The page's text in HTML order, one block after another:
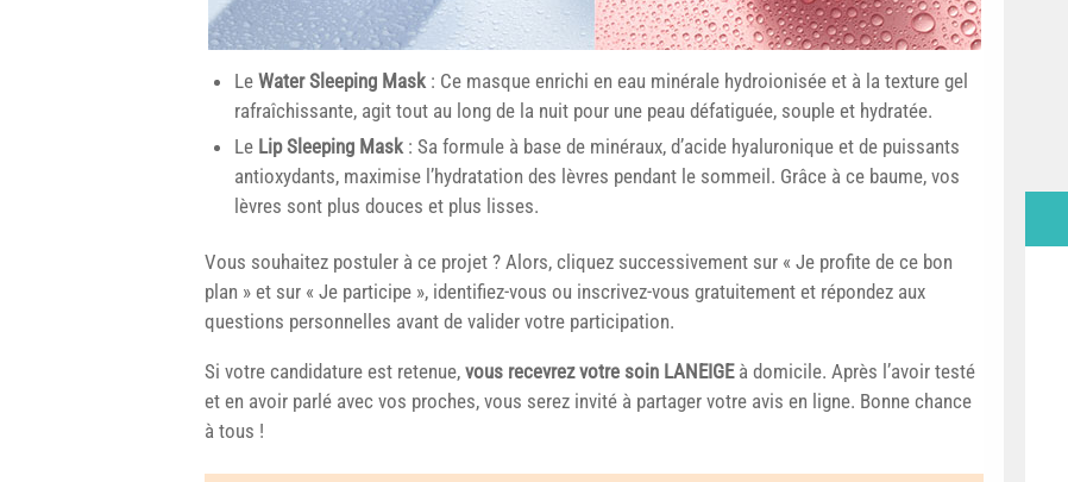
Le Water Sleeping Mask: Ce masque enrichi en eau minérale hydroionisée et à la texture gel
rafraîchissante, agit tout au long de la nuit pour une peau défatiguée, souple et hydratée.
Le Lip Sleeping Mask: Sa formule à base de minéraux, d’acide hyaluronique et de puissants
antioxydants, maximise l’hydratation des lèvres pendant le sommeil. Grâce à ce baume, vos
lèvres sont plus douces et plus lisses.
Vous souhaitez postuler à ce projet ? Alors, cliquez successivement sur « Je profite de ce bon
plan » et sur « Je participe », identifiez-vous ou inscrivez-vous gratuitement et répondez aux
questions personnelles avant de valider votre participation.
Si votre candidature est retenue, vous recevrez votre soin LANEIGEà domicile. Après l’avoir testé
et en avoir parlé avec vos proches, vous serez invité à partager votre avis en ligne. Bonne chance
à tous !